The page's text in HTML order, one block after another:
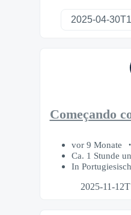
Começando
vor 9 Monate
Ca. 1 Stunde
In
2025-11-